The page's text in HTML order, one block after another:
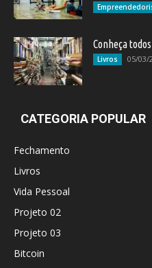
Conheça
Livros 05/03/
CATEGORIA POPULAR
Fechamento
Livros
Vida Pessoal
Projeto 02
Projeto 03
Bitcoin